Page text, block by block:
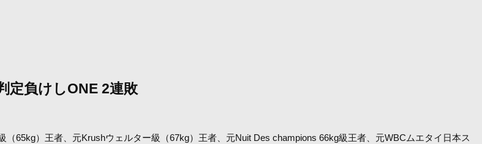
定負けしONE 2連敗
65kg）王者、元Krushウェルター級（67kg）王者、元Nuit Des champions 66kg級王者、元WBCムエタイ日本ス